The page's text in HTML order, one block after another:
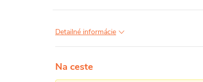
Detailné informácie
Na ceste